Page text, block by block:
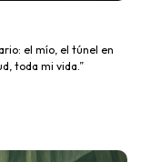
el mío, el túnel en
toda mi vida.”